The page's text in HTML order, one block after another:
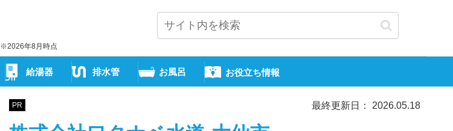
※2026年8月時点
給湯器 排水管 お風呂 お役立ち情報
PR 最終更新日： 2026.05.18